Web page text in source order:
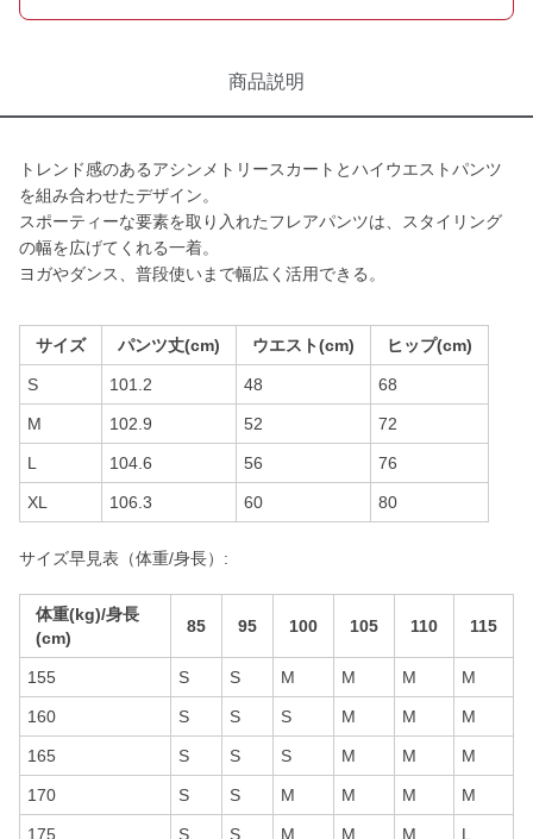
商品説明
トレンド感のあるアシンメトリースカートとハイウエストパンツ
を組み合わせたデザイン。
スポーティーな要素を取り入れたフレアパンツは、スタイリング
の幅を広げてくれる一着。
ヨガやダンス、普段使いまで幅広く活用できる。
サイズ パンツ丈(cm) ウエスト(cm) ヒップ(cm)
S 101.2 48 68
M 102.9 52 72
L 104.6 56 76
XL 106.3 60 80
サイズ早見表（体重/身長）:
体重(kg)/身長
(cm)
85 95 100 105 110 115
155 S S M M M M
160 S S S M M M
165 S S S M M M
170 S S M M M M
175 S S M M M L